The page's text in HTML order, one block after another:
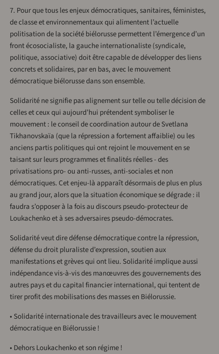
7. Pour que tous les enjeux démocratiques, sanitaires, féministes,
de classe et environnementaux qui alimentent l’actuelle
politisation de la société biélorusse permettent l’émergence d’un
front écosocialiste, la gauche internationaliste (syndicale,
politique, associative) doit être capable de développer des liens
concrets et solidaires, par en bas, avec le mouvement
démocratique biélorusse dans son ensemble.
Solidarité ne signifie pas alignement sur telle ou telle décision de
celles et ceux qui aujourd’hui prétendent symboliser le
mouvement : le conseil de coordination autour de Svetlana
Tikhanovskaïa (que la répression a fortement affaiblie) ou les
anciens partis politiques qui ont rejoint le mouvement en se
taisant sur leurs programmes et finalités réelles - des
privatisations pro- ou anti-russes, anti-sociales et non
démocratiques. Cet enjeu-là apparaît désormais de plus en plus
au grand jour, alors que la situation économique se dégrade : il
faudra s’opposer à la fois au discours pseudo-protecteur de
Loukachenko et à ses adversaires pseudo-démocrates.
Solidarité veut dire défense démocratique contre la répression,
défense du droit pluraliste d’expression, soutien aux
manifestations et grèves qui ont lieu. Solidarité implique aussi
indépendance vis-à-vis des manœuvres des gouvernements des
autres pays et du capital financier international, qui tentent de
tirer profit des mobilisations des masses en Biélorussie.
• Solidarité internationale des travailleurs avec le mouvement
démocratique en Biélorussie !
• Dehors Loukachenko et son régime !